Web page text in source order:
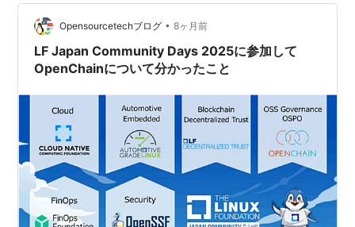
も示唆に富むのは、「生成AIの普及によって…
Opensourcetechブログ • 8ヶ月前
LF Japan Community Days 2025に参加して
OpenChainについて分かったこと